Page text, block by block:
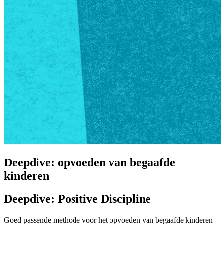
Deepdive: opvoeden van begaafde
kinderen
Deepdive: Positive Discipline
Goed passende methode voor het opvoeden van begaafde kinderen